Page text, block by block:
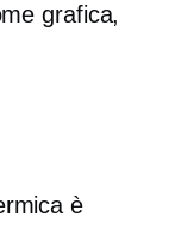
grafica,
è